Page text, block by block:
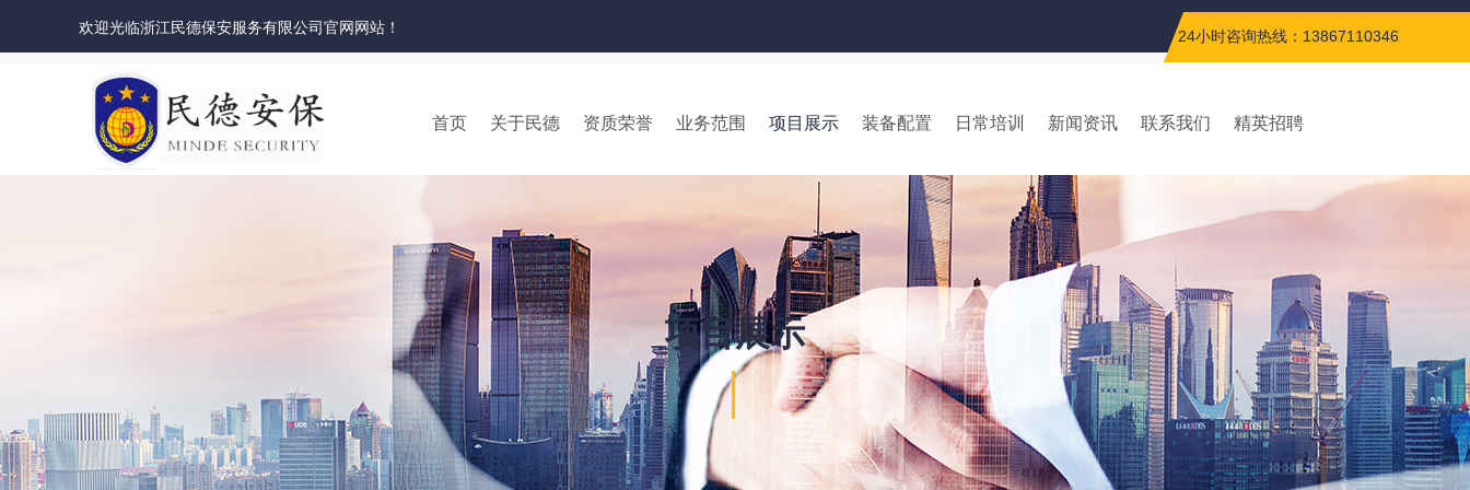
欢迎光临浙江民德保安服务有限公司官网网站！ 24小时咨询热线：13867110346
首页 关于民德 资质荣誉 业务范围 项目展示 装备配置 日常培训 新闻资讯 联系我们 精英招聘
项目展示